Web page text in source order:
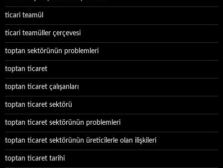
ticari teamül
ticari teamüller çerçevesi
toptan sektörünün problemleri
toptan ticaret
toptan ticaret çalışanları
toptan ticaret sektörü
toptan ticaret sektörünün problemleri
toptan ticaret sektörünün üreticilerle olan ilişkileri
toptan ticaret tarihi